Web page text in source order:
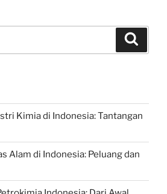
Kimia di Indonesia: Tantangan
Alam di Indonesia: Peluang dan